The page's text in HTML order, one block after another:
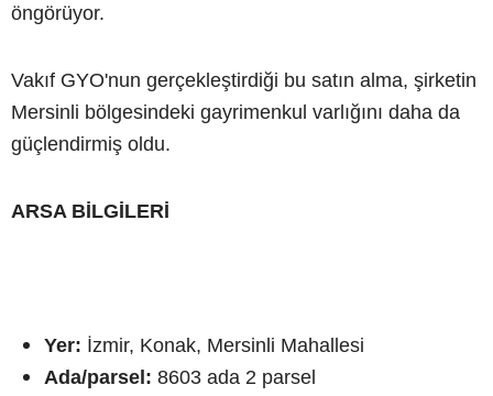
öngörüyor.
Vakıf GYO'nun gerçekleştirdiği bu satın alma, şirketin
Mersinli bölgesindeki gayrimenkul varlığını daha da
güçlendirmiş oldu.
ARSA BİLGİLERİ
Yer: İzmir, Konak, Mersinli Mahallesi
Ada/parsel: 8603 ada 2 parsel